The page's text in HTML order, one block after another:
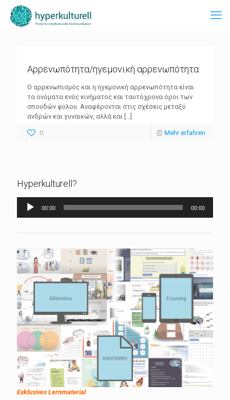
Αρρενωπότητα/ηγεμονική αρρενωπότητα
Ο αρρενωπισμός και η ηγεμονική αρρενωπότητα είναι
τα ονόματα ενός κινήματος και ταυτόχρονα όροι των
σπουδών φύλου. Αναφέρονται στις σχέσεις μεταξύ
ανδρών και γυναικών, αλλά και […]
0 Mehr erfahren
Hyperkulturell?
Audio-
Player
00:00 00:00
Exklusives Lernmaterial